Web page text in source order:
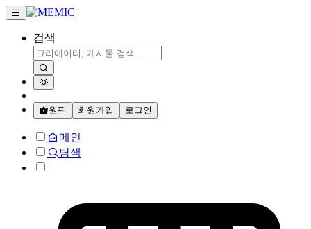
검색
원픽 회원가입 로그인
메인
탐색